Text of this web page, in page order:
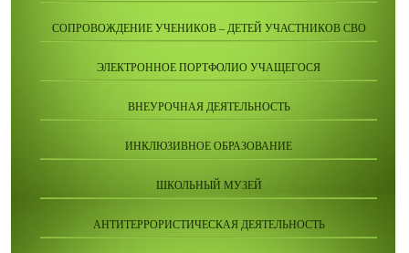
СОПРОВОЖДЕНИЕ УЧЕНИКОВ – ДЕТЕЙ УЧАСТНИКОВ СВО
ЭЛЕКТРОННОЕ ПОРТФОЛИО УЧАЩЕГОСЯ
ВНЕУРОЧНАЯ ДЕЯТЕЛЬНОСТЬ
ИНКЛЮЗИВНОЕ ОБРАЗОВАНИЕ
ШКОЛЬНЫЙ МУЗЕЙ
АНТИТЕРРОРИСТИЧЕСКАЯ ДЕЯТЕЛЬНОСТЬ